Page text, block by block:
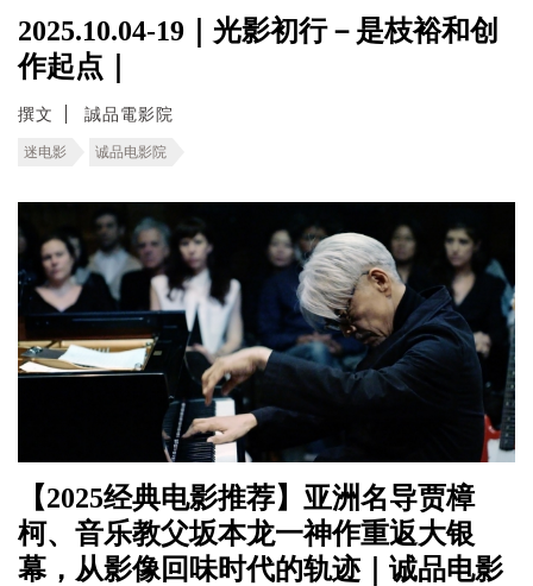
2025.10.04-19｜光影初行－是枝裕和创
作起点｜
撰文 誠品電影院
迷电影 诚品电影院
【2025经典电影推荐】亚洲名导贾樟
柯、音乐教父坂本龙一神作重返大银
幕，从影像回味时代的轨迹｜诚品电影